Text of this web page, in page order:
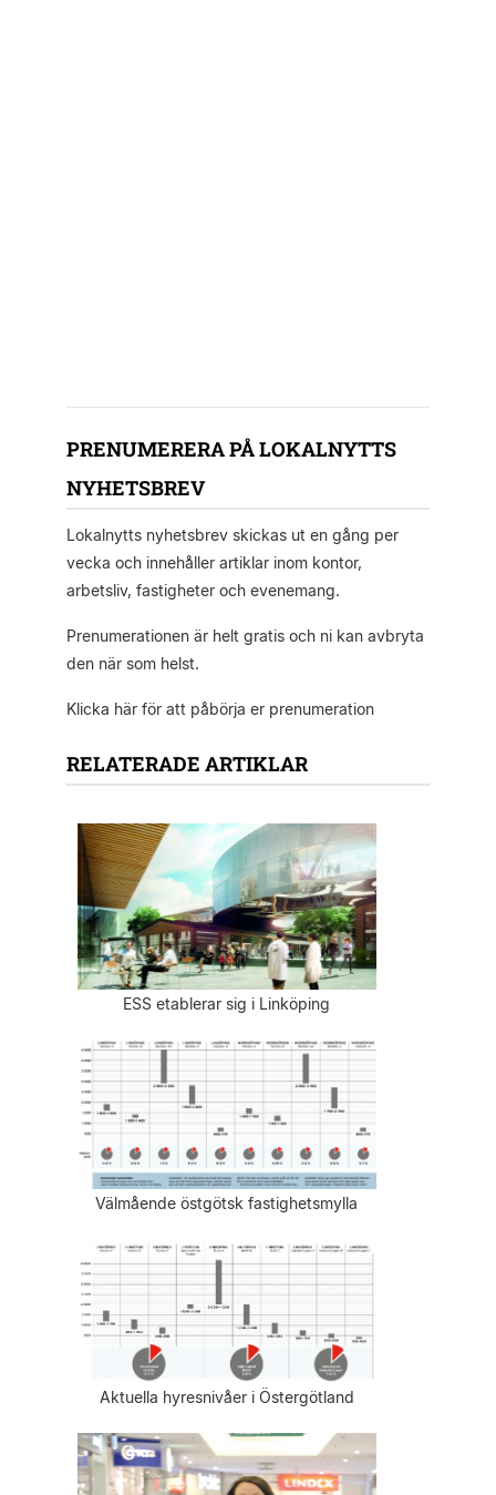
PRENUMERERA PÅ LOKALNYTTS
NYHETSBREV
Lokalnytts nyhetsbrev skickas ut en gång per
vecka och innehåller artiklar inom kontor,
arbetsliv, fastigheter och evenemang.
Prenumerationen är helt gratis och ni kan avbryta
den när som helst.
Klicka här för att påbörja er prenumeration
RELATERADE ARTIKLAR
ESS etablerar sig i Linköping
Välmående östgötsk fastighetsmylla
Aktuella hyresnivåer i Östergötland